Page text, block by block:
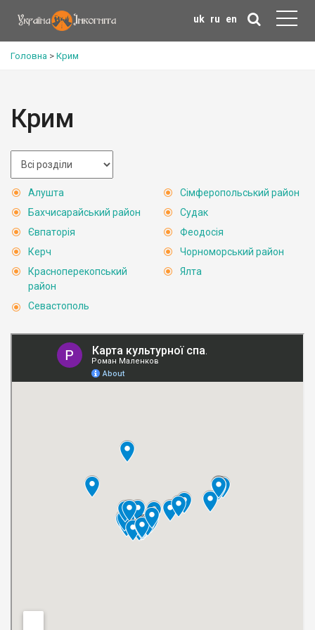
uk ru en
Головна > Крим
Крим
Алушта
Бахчисарайський район
Євпаторія
Керч
Красноперекопський
район
Севастополь
Сімферопольський район
Судак
Феодосія
Чорноморський район
Ялта